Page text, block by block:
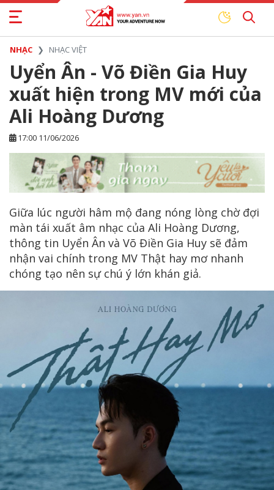
NHẠC NHẠC VIỆT
Uyển Ân - Võ Điền Gia Huy
xuất hiện trong MV mới của
Ali Hoàng Dương
17:00 11/06/2026
Giữa lúc người hâm mộ đang nóng lòng chờ đợi
màn tái xuất âm nhạc của Ali Hoàng Dương,
thông tin Uyển Ân và Võ Điền Gia Huy sẽ đảm
nhận vai chính trong MV Thật hay mơ nhanh
chóng tạo nên sự chú ý lớn khán giả.